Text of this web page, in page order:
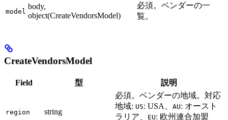
model
body,
object(CreateVendorsModel)
必須。ベンダーの一
覧。
CreateVendorsModel
Field 型 説明
region string
必須。ベンダーの地域。対応
地域: US: USA、 AU: オースト
ラリア、
EU: 欧州連合加盟